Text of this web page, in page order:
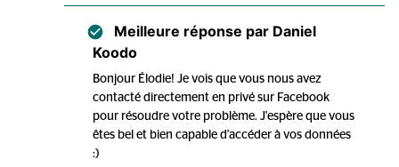
Meilleure réponse par Daniel
Koodo
Bonjour Élodie! Je vois que vous nous avez
contacté directement en privé sur Facebook
pour résoudre votre problème. J'espère que vous
êtes bel et bien capable d'accéder à vos données
:)